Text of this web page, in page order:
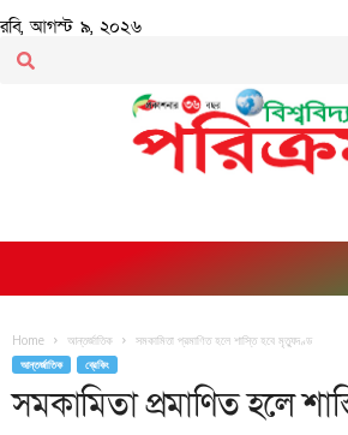
রবি, আগস্ট ৯, ২০২৬
Home আন্তর্জাতিক সমকামিতা প্রমাণিত হলে শাস্তি হবে মৃত্যুদণ্ড
আন্তর্জাতিক ব্রেকিং
সমকামিতা প্রমাণিত হলে